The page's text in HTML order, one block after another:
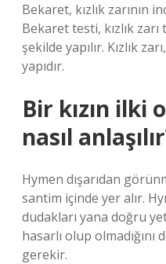
Bekaret, kızlık zarının
Bekaret testi, kızlık zarı
şekilde yapılır. Kızlık
yapıdır.
Bir kızın ilki
nasıl
Hymen dışarıdan
santim içinde yer alır.
dudakları yana doğru
hasarlı olup
gerekir.